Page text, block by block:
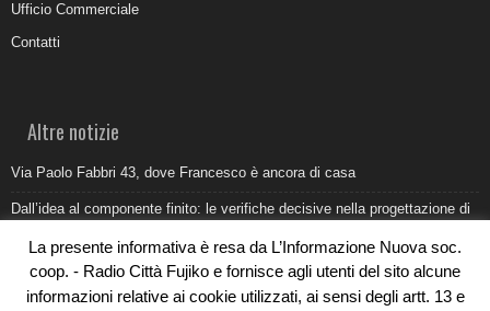
Ufficio Commerciale
Contatti
Altre notizie
Via Paolo Fabbri 43, dove Francesco è ancora di casa
Dall’idea al componente finito: le verifiche decisive nella progettazione di
Belvedere Marittimo e il report ARPACAL 2026 sulla qualità del mare
Come organizzare e allestire una camera ardente per l’ultimo saluto
La presente informativa è resa da L’Informazione Nuova soc.
coop. - Radio Città Fujiko e fornisce agli utenti del sito alcune
informazioni relative ai cookie utilizzati, ai sensi degli artt. 13 e